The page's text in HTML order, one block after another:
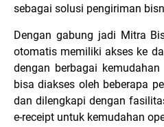
sebagai solusi pengiriman
Dengan gabung jadi Mitra
otomatis memiliki akses ke
dengan berbagai
bisa diakses oleh beberapa
dan dilengkapi dengan
e-receipt untuk kemudahan